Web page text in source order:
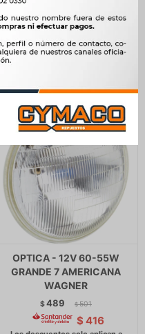
$ 309 $ 317
263
OPTICA - 12V 60-55W
GRANDE 7 AMERICANA
WAGNER
$489 $ 501
$ 416